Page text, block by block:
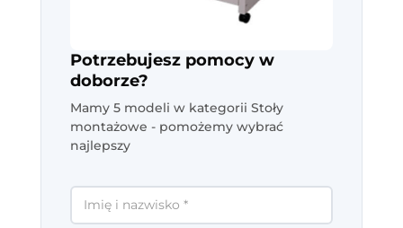
Potrzebujesz pomocy w
doborze?
Mamy 5 modeli w kategorii Stoły
montażowe - pomożemy wybrać
najlepszy